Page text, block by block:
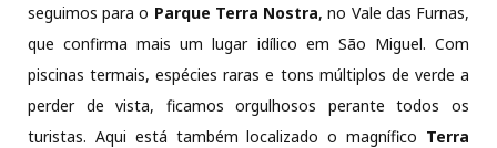
seguimos para o Parque Terra Nostra, no Vale das Furnas,
que confirma mais um lugar idílico em São Miguel. Com
piscinas termais, espécies raras e tons múltiplos de verde a
perder de vista, ficamos orgulhosos perante todos os
turistas. Aqui está também localizado o magnífico Terra